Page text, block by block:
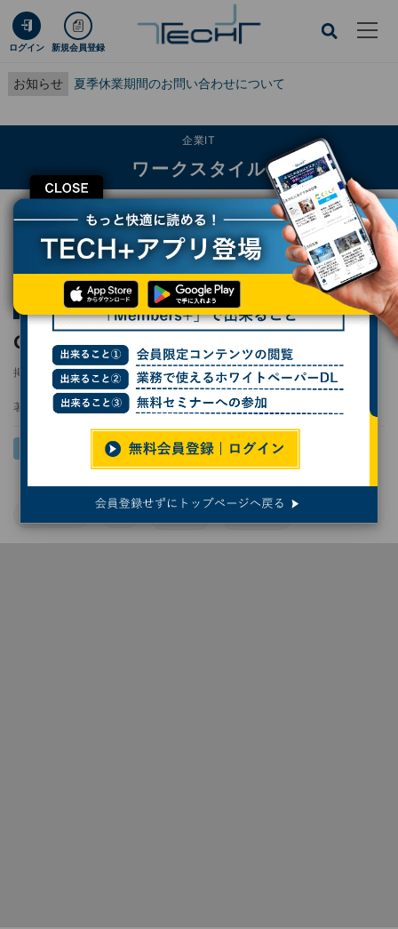
ログイン 新規会員登録
お知らせ 夏季休業期間のお問い合わせについて
CLOSE
企業IT
ワークスタイル
TECH+ 企業IT ワークスタイル GPT-4が使えるという強みあり
連載
ゼロから始める、生成AIモバイルアプリ「Microsoft
Copilot」
GPT-4が使えるという強みあり
掲載日 2024/02/02 11:05
著者： 後藤大地